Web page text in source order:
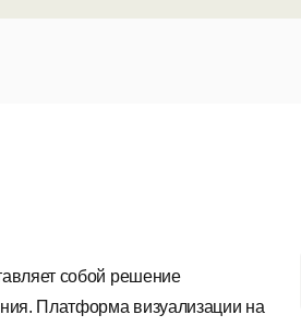
собой решение
Платформа визуализации на